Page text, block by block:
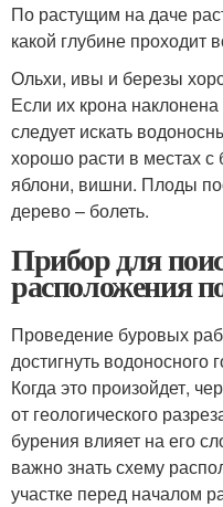
По растущим на даче
какой глубине проходит
Ольхи, ивы и березы
Если их крона
следует искать
хорошо расти в местах с
яблони, вишни. Плоды
дерево – болеть.
Прибор для
расположения
Проведение буровых
достигнуть водоносного
Когда это произойдет,
от геологического
бурения влияет на его
важно знать схему
участке перед началом